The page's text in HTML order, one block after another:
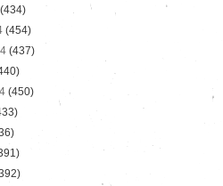
(434)
(454)
(437)
(450)